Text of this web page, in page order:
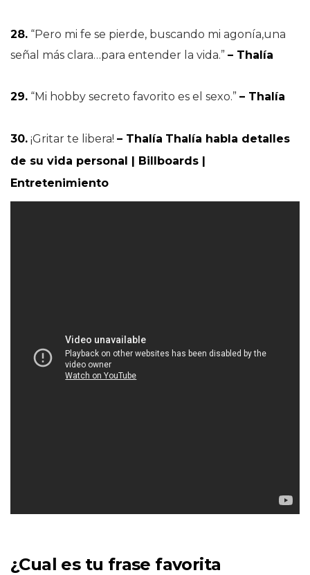
28. “Pero mi fe se pierde, buscando mi agonía,una
señal más clara…para entender la vida.” – Thalía
29. “Mi hobby secreto favorito es el sexo.” – Thalía
30. ¡Gritar te libera! – Thalía Thalía habla detalles
de su vida personal | Billboards |
Entretenimiento
¿Cual es tu frase favorita